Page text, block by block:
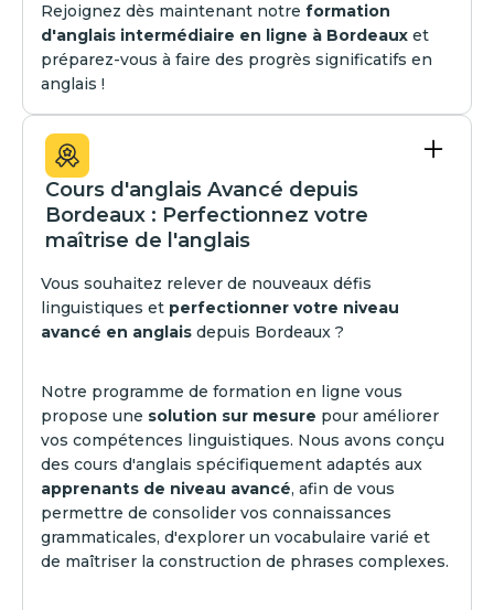
Rejoignez dès maintenant notre formation
d'anglais intermédiaire en ligne à Bordeaux et
préparez-vous à faire des progrès significatifs en
anglais !
Cours d'anglais Avancé depuis
Bordeaux : Perfectionnez votre
maîtrise de l'anglais
Vous souhaitez relever de nouveaux défis
linguistiques et perfectionner votre niveau
avancé en anglais depuis Bordeaux ?
Notre programme de formation en ligne vous
propose une solution sur mesure pour améliorer
vos compétences linguistiques. Nous avons conçu
des cours d'anglais spécifiquement adaptés aux
apprenants de niveau avancé, afin de vous
permettre de consolider vos connaissances
grammaticales, d'explorer un vocabulaire varié et
de maîtriser la construction de phrases complexes.